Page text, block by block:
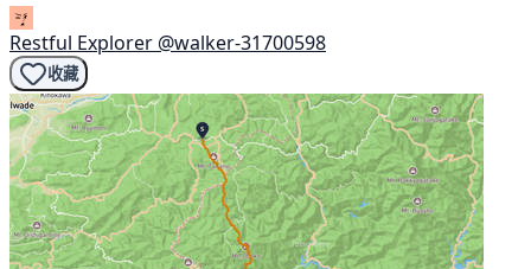
Restful Explorer @walker-31700598
收藏